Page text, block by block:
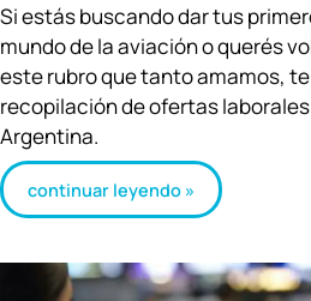
Si estás buscando dar tus
mundo de la aviación o querés
este rubro que tanto amamos,
recopilación de ofertas
Argentina.
continuar leyendo »